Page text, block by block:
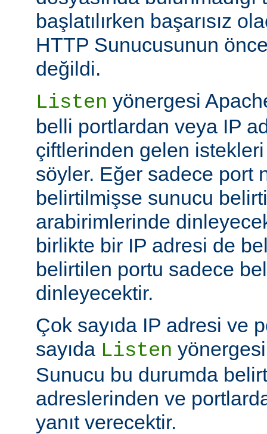
başlatılırken başarısız
HTTP Sunucusunun
değildi.
Listen yönergesi
belli portlardan veya IP
çiftlerinden gelen
söyler. Eğer sadece port
belirtilmişse sunucu
arabirimlerinde
birlikte bir IP adresi de
belirtilen portu sadece
dinleyecektir.
Çok sayıda IP adresi ve
sayıda Listen
Sunucu bu durumda
adreslerinden ve
yanıt verecektir.